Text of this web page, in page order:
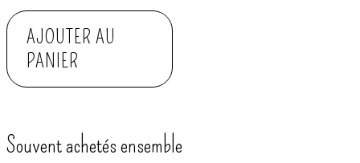
AJOUTER AU
PANIER
Souvent achetés ensemble